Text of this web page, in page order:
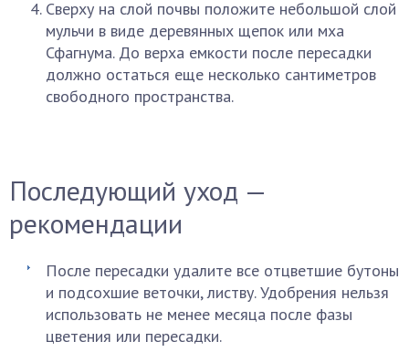
Сверху на слой почвы положите небольшой слой
мульчи в виде деревянных щепок или мха
Сфагнума. До верха емкости после пересадки
должно остаться еще несколько сантиметров
свободного пространства.
Последующий уход —
рекомендации
После пересадки удалите все отцветшие бутоны
и подсохшие веточки, листву. Удобрения нельзя
использовать не менее месяца после фазы
цветения или пересадки.